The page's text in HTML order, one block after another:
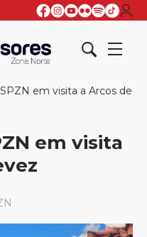
em visita a Arcos de
em visita